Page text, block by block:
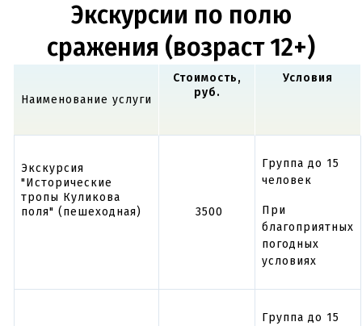
Экскурсии по полю
сражения (возраст 12+)
Наименование услуги
Стоимость,
руб.
Условия
Экскурсия
"Исторические
тропы Куликова
поля" (пешеходная)
3500
Группа до 15
человек
При
благоприятных
погодных
условиях
Группа до 15